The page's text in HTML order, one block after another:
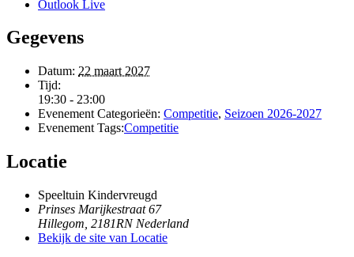
Outlook Live
Gegevens
Datum: 22 maart 2027
Tijd:
19:30 - 23:00
Evenement Categorieën: Competitie, Seizoen 2026-2027
Evenement Tags:Competitie
Locatie
Speeltuin Kindervreugd
Prinses Marijkestraat 67
Hillegom 2181RN Nederland
Bekijk de site van Locatie